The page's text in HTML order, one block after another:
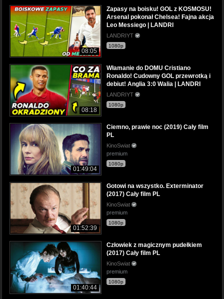
08:05
Zapasy na boisku! GOL z KOSMOSU!
Arsenal pokonał Chelsea! Fajna akcja
Leo Messiego | LANDRI
LANDRIYT
1080p
08:18
Włamanie do DOMU Cristiano
Ronaldo! Cudowny GOL przewrotką i
debiut! Anglia 3:0 Walia | LANDRI
LANDRIYT
1080p
01:49:04
Ciemno, prawie noc (2019) Cały film
PL
KinoSwiat
premium
1080p
01:52:39
Gotowi na wszystko. Exterminator
(2017) Cały film PL
KinoSwiat
premium
1080p
01:40:44
Człowiek z magicznym pudełkiem
(2017) Cały film PL
KinoSwiat
premium
1080p